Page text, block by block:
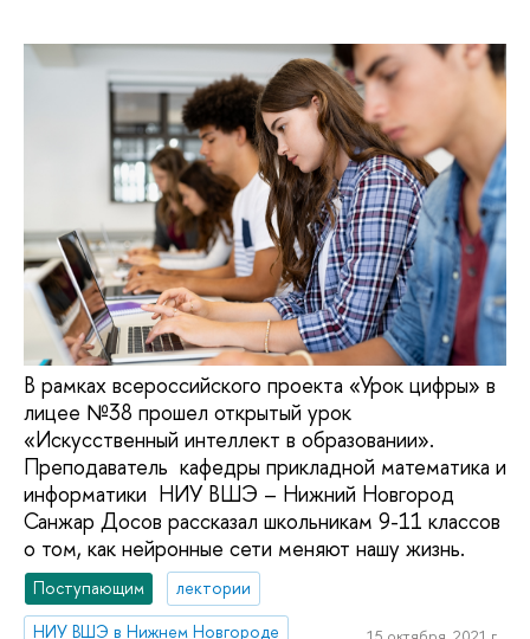
В рамках всероссийского проекта «Урок цифры» в
лицее №38 прошел открытый урок
«Искусственный интеллект в образовании».
Преподаватель кафедры прикладной математика и
информатики НИУ ВШЭ – Нижний Новгород
Санжар Досов рассказал школьникам 9-11 классов
о том, как нейронные сети меняют нашу жизнь.
Поступающим
лектории
НИУ ВШЭ в Нижнем Новгороде